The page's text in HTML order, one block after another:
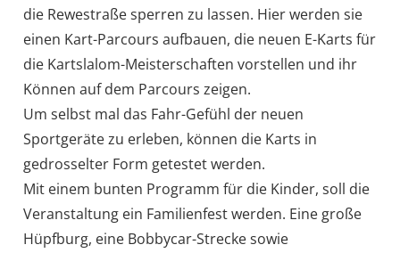
die Rewestraße sperren zu lassen. Hier werden sie
einen Kart-Parcours aufbauen, die neuen E-Karts für
die Kartslalom-Meisterschaften vorstellen und ihr
Können auf dem Parcours zeigen.
Um selbst mal das Fahr-Gefühl der neuen
Sportgeräte zu erleben, können die Karts in
gedrosselter Form getestet werden.
Mit einem bunten Programm für die Kinder, soll die
Veranstaltung ein Familienfest werden. Eine große
Hüpfburg, eine Bobbycar-Strecke sowie